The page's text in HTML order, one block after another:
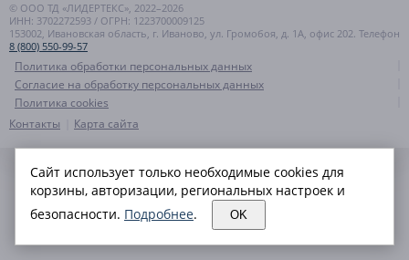
© ООО ТД «ЛИДЕРТЕКС», 2022–2026
ИНН: 3702272593 / ОГРН: 1223700009125
153002, Ивановская область, г. Иваново, ул. Громобоя, д. 1А, офис 202. Телефон
8 (800) 550-99-57
Политика обработки персональных данных
Согласие на обработку персональных данных
Политика cookies
Контакты
Карта сайта
Сайт использует только необходимые cookies для
корзины, авторизации, региональных настроек и
безопасности. Подробнее. OK